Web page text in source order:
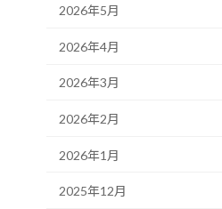
2026年5月
2026年4月
2026年3月
2026年2月
2026年1月
2025年12月